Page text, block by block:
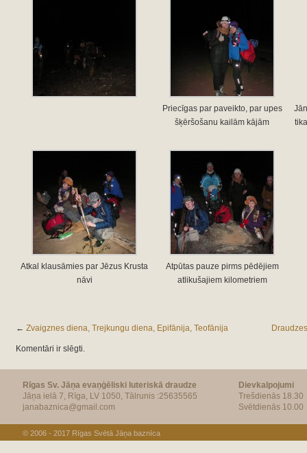
Priecīgas par paveikto, par upes
šķēršošanu kailām kājām
Atkal klausāmies par Jēzus Krusta
nāvi
Atpūtas pauze pirms pēdējiem
atlikušajiem kilometriem
← Zvaigznes diena, Trejkungu diena, Epifānija, Teofānija
Komentāri ir slēgti.
Rīgas Sv. Jāņa evaņģēliski luteriskā draudze
Jāņa ielā 7, Rīga, LV 1050, Tālrunis :25635565
janabaznica@gmail.com
Dievkalpojumi
Trešdienās 18.30
Svētdienās 10.00
© 2006 - 2017 Rīgas Svētā Jāņa baznīca